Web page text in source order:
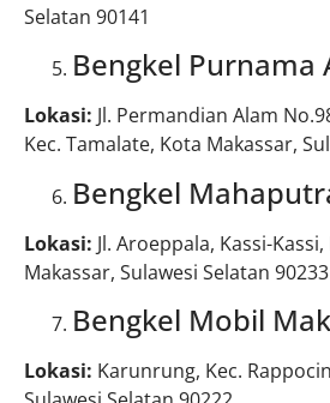
Selatan 90141
Bengkel Purnama
Lokasi: Jl. Permandian Alam
Kec. Tamalate, Kota Makassar,
Bengkel
Lokasi: Jl. Aroeppala, Kassi-
Makassar, Sulawesi Selatan 90233
Bengkel Mobil
Lokasi: Karunrung, Kec.